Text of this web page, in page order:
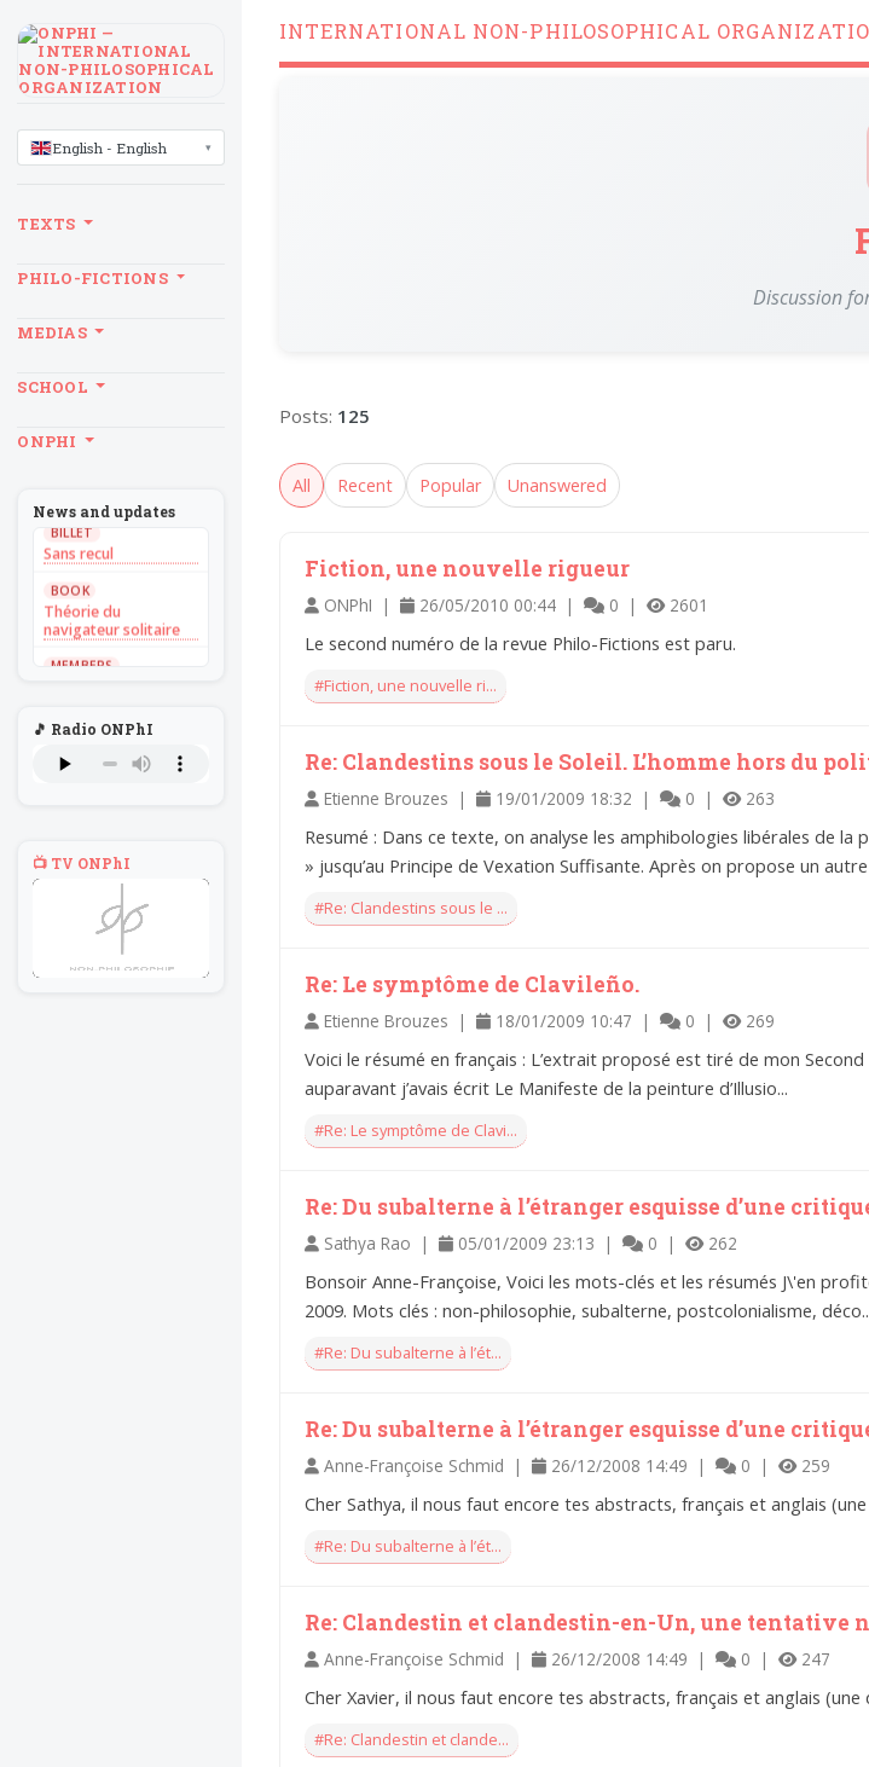
INTERNATIONAL NON-PHILOSOPHICAL
Discussion
Posts: 125
All Recent Popular Unanswered
Fiction, une nouvelle rigueur
ONPhI | 26/05/2010 00:44 | 0 | 2601
Le second numéro de la revue Philo-Fictions est paru.
#Fiction, une nouvelle ri...
Re: Clandestins sous le Soleil. L’homme hors du
Etienne Brouzes | 19/01/2009 18:32 | 0 | 263
Resumé : Dans ce texte, on analyse les amphibologies libérales de
» jusqu’au Principe de Vexation Suffisante. Après on propose un autre
#Re: Clandestins sous le ...
Re: Le symptôme de Clavileño.
Etienne Brouzes | 18/01/2009 10:47 | 0 | 269
Voici le résumé en français : L’extrait proposé est tiré de mon
auparavant j’avais écrit Le Manifeste de la peinture d’Illusio...
#Re: Le symptôme de Clavi...
Re: Du subalterne à l’étranger esquisse d’une
Sathya Rao | 05/01/2009 23:13 | 0 | 262
Bonsoir Anne-Françoise, Voici les mots-clés et les résumés J\'en
2009. Mots clés : non-philosophie, subalterne, postcolonialisme,
#Re: Du subalterne à l’ét...
Re: Du subalterne à l’étranger esquisse d’une
Anne-Françoise Schmid | 26/12/2008 14:49 | 0 | 259
Cher Sathya, il nous faut encore tes abstracts, français et anglais
#Re: Du subalterne à l’ét...
Re: Clandestin et clandestin-en-Un, une tentative
Anne-Françoise Schmid | 26/12/2008 14:49 | 0 | 247
Cher Xavier, il nous faut encore tes abstracts, français et anglais
#Re: Clandestin et clande...
LANGUAGE
English - English
TEXTS
PHILO-FICTIONS
MEDIAS
SCHOOL
ONPHI
News and updates
BILLET
Sans recul
BOOK
Théorie du
navigateur solitaire
MEMBERS
Introduire
l'hypothèse en
philosophie
Sans recul
Théorie du
🎵 Radio ONPhI
📺 TV ONPhI